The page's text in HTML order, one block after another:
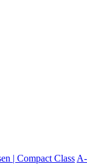
| Compact Class